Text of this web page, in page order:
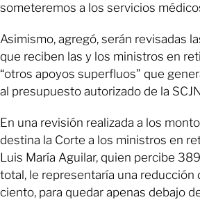
someteremos a los servicios
Asimismo, agregó, serán revisadas
que reciben las y los ministros en
“otros apoyos superfluos” que
al presupuesto autorizado de la
En una revisión realizada a los
destina la Corte a los ministros en
Luis María Aguilar, quien percibe
total, le representaría una reducción
ciento, para quedar apenas debajo